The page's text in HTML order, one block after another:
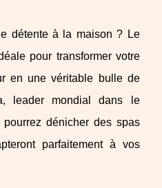
détente à la maison ? Le
pour transformer votre
en une véritable bulle de
leader mondial dans le
dénicher des spas
parfaitement à vos